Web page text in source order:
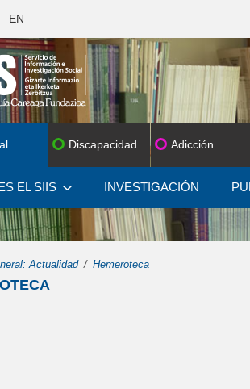
EN
EL SIIS INVESTIGACIÓN
Discapacidad Adicción
Actualidad Hemeroteca